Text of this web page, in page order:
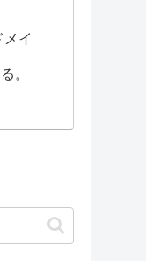
イ
。